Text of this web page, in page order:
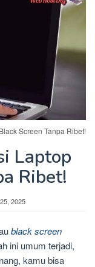
Screen Tanpa Ribet!
Laptop
Ribet!
2025
black screen
ini umum terjadi,
kamu bisa